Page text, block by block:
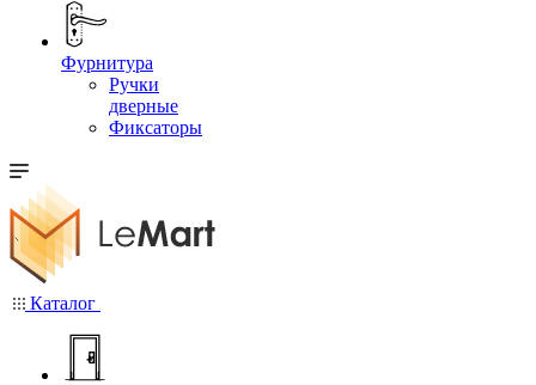
Фурнитура
Ручки
дверные
Фиксаторы
Каталог